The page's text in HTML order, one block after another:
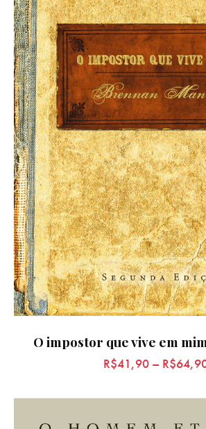
O impostor que vive em
R$41,90– R$